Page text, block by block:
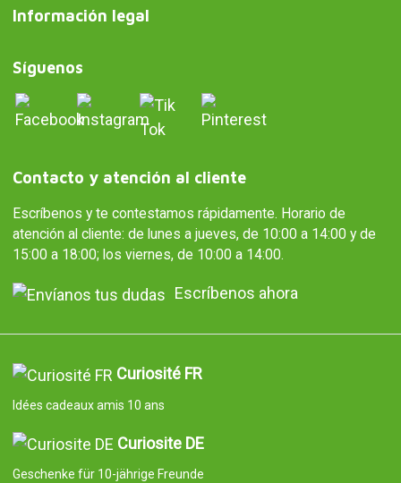
Información legal
Síguenos
Contacto y atención al cliente
Escríbenos y te contestamos rápidamente. Horario de
atención al cliente: de lunes a jueves, de 10:00 a 14:00 y de
15:00 a 18:00; los viernes, de 10:00 a 14:00.
Escríbenos ahora
Curiosité FR
Idées cadeaux amis 10 ans
Curiosite DE
Geschenke für 10-jährige Freunde